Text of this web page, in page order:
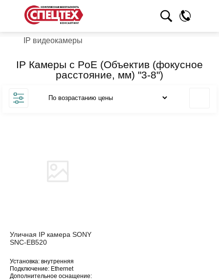
IP видеокамеры
IP Камеры с PoE (Объектив (фокусное
расстояние, мм) "3-8")
Уличная IP камера SONY
SNC-EB520
Установка: внутренняя
Подключение: Ethernet
Дополнительное оснащение: